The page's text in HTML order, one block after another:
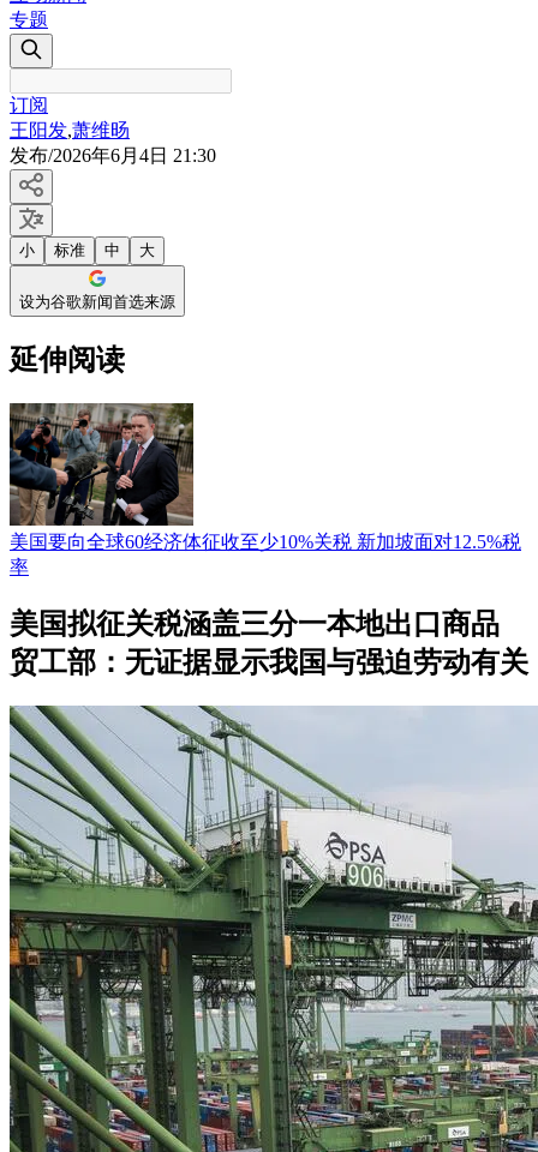
专题
订阅
王阳发,萧维旸
发布/2026年6月4日 21:30
小 标准 中 大
设为谷歌新闻首选来源
延伸阅读
美国要向全球60经济体征收至少10%关税 新加坡面对12.5%税
率
美国拟征关税涵盖三分一本地出口商品
贸工部：无证据显示我国与强迫劳动有关